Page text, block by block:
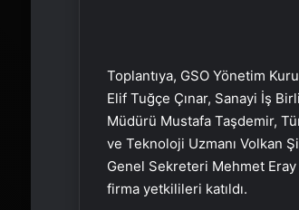
Toplantıya, GSO Yönetim
Elif Tuğçe Çınar, Sanayi İş
Müdürü Mustafa Taşdemir,
ve Teknoloji Uzmanı Volkan
Genel Sekreteri Mehmet Eray
firma yetkilileri katıldı.